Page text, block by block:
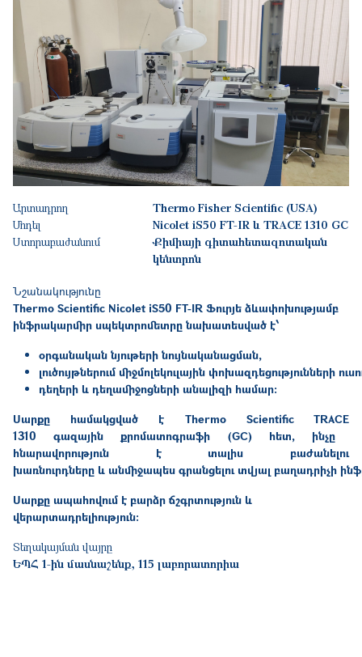
Արտադրող
Thermo Fisher Scientific (USA)
Մոդել
Nicolet iS50 FT-IR և TRACE 1310 GC
Ստորաբաժանում
Քիմիայի գիտահետազոտական
կենտրոն
Նշանակությունը
Thermo Scientific Nicolet iS50 FT-IR Ֆուրյե ձևափոխությամբ
ինֆրակարմիր սպեկտրոմետրը նախատեսված է՝
օրգանական նյութերի նույնականացման,
լուծույթներում միջմոլեկուլային փոխազդեցությունների
դեղերի և դեղամիջոցների անալիզի համար:
Սարքը համակցված է Thermo Scientific TRACE
1310գազային քրոմատոգրաֆի (GC) հետ, ինչը
հնարավորություն է տալիս բաժանելու
խառնուրդները և անմիջապես գրանցելու տվյալ բաղադրիչի
Սարքը ապահովում է բարձր ճշգրտություն և
վերարտադրելիություն։
Տեղակայման վայրը
ԵՊՀ 1-ին մասնաշենք, 115 լաբորատորիա